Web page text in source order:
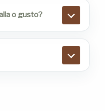
o gusto?